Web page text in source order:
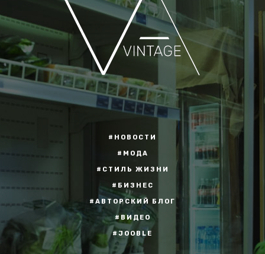
#НОВОСТИ
#МОДА
#СТИЛЬ ЖИЗНИ
#БИЗНЕС
#АВТОРСКИЙ БЛОГ
#ВИДЕО
#JOOBLE